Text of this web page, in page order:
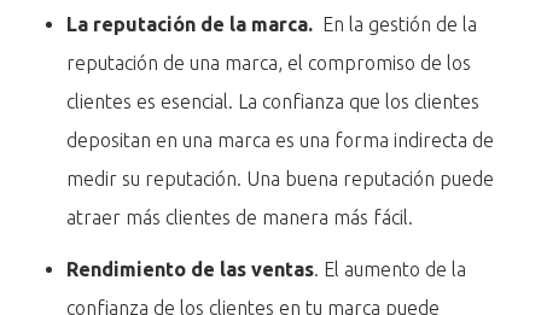
La reputación de la marca. En la gestión de la
reputación de una marca, el compromiso de los
clientes es esencial. La confianza que los clientes
depositan en una marca es una forma indirecta de
medir su reputación. Una buena reputación puede
atraer más clientes de manera más fácil.
Rendimiento de las ventas. El aumento de la
confianza de los clientes en tu marca puede